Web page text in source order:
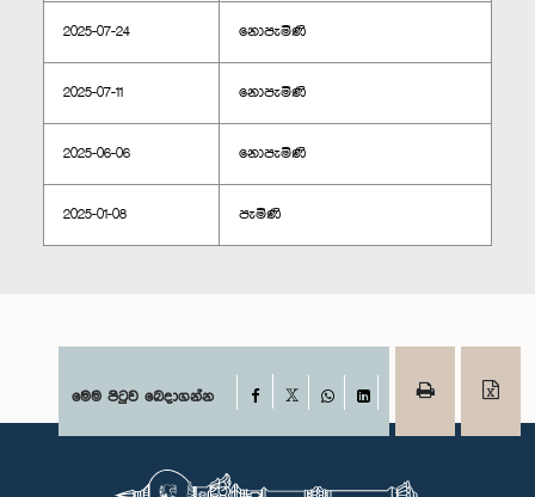
2025-07-24 නොපැමිණි
2025-07-11 නොපැමිණි
2025-06-06 නොපැමිණි
2025-01-08 පැමිණි
මෙම පිටුව බෙදාගන්න Facebook
WhatsAppLinkedIn